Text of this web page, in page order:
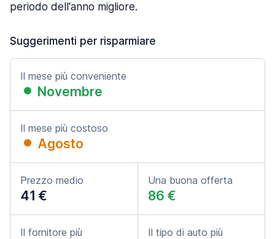
periodo dell'anno migliore.
Suggerimenti per risparmiare
Il mese più conveniente
Novembre
Il mese più costoso
Agosto
Prezzo medio
41 €
Una buona offerta
86 €
Il fornitore più
Il tipo di auto più